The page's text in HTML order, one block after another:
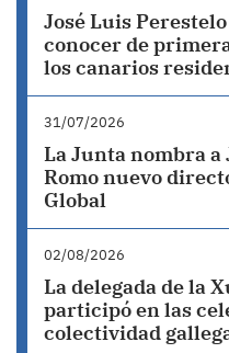
José Luis
conocer de
los canarios
31/07/2026
La Junta nombra a
Romo nuevo
Global
02/08/2026
La delegada de la
participó en las
colectividad